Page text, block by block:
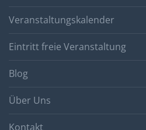
Veranstaltungskalender
Eintritt freie Veranstaltung
Blog
Über Uns
Kontakt